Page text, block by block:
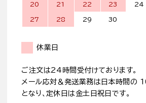
20 21 22 23 24
27 28 29 30
休業日
ご注文は24時間受付けております。
メール応対＆発送業務は日本時間の
となり、定休日は金土日祝日です。